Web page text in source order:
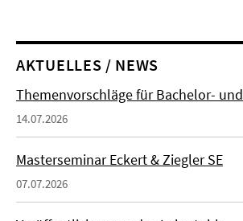
AKTUELLES / NEWS
Themenvorschläge für Bachelor-
14.07.2026
Masterseminar Eckert & Ziegler SE
07.07.2026